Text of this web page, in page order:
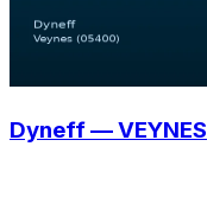
Dyneff — VEYNES